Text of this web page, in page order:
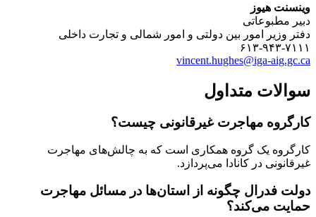
وینسنت هیوز
دبیر مطبوعاتی
دفتر وزیر امور بین دولتی و امور شمالی و تجارت داخلی
۶۱۳-۹۴۳-۷۱۱۱
vincent.hughes@iga-aig.gc.ca
سوالات متداول
کارگروه مهاجرت غیرقانونی چیست؟
کارگروه یک گروه همکاری است که به چالش‌های مهاجرت
غیرقانونی در کانادا می‌پردازد.
دولت فدرال چگونه از استان‌ها در مسائل مهاجرت
حمایت می‌کند؟